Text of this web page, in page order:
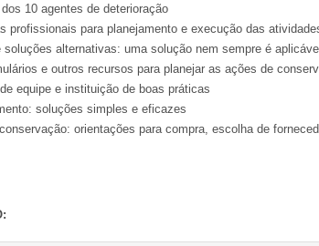
10 agentes de deterioração
profissionais para planejamento e execução das
soluções alternativas: uma solução nem sempre é
e outros recursos para planejar as ações de
equipe e instituição de boas práticas
soluções simples e eficazes
orientações para compra, escolha de